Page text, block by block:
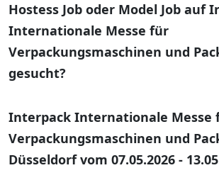
Hostess Job oder Model Job auf
Internationale Messe für
Verpackungsmaschinen und
gesucht?
Interpack Internationale Messe
Verpackungsmaschinen und
Düsseldorf vom 07.05.2026 -